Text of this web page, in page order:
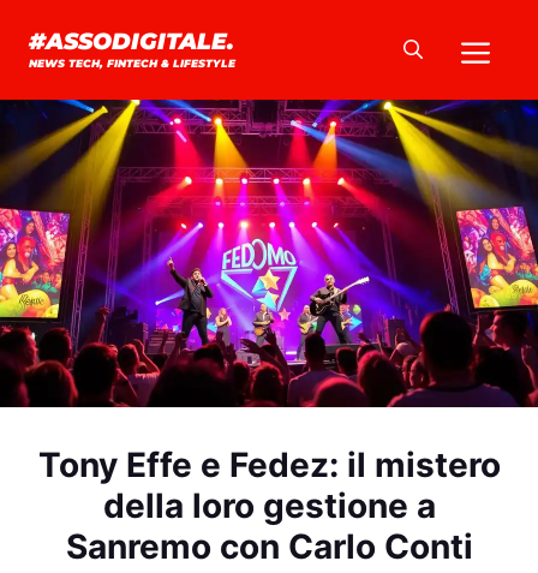
#ASSODIGITALE.
NEWS TECH, FINTECH & LIFESTYLE
Tony Effe e Fedez: il mistero
della loro gestione a
Sanremo con Carlo Conti